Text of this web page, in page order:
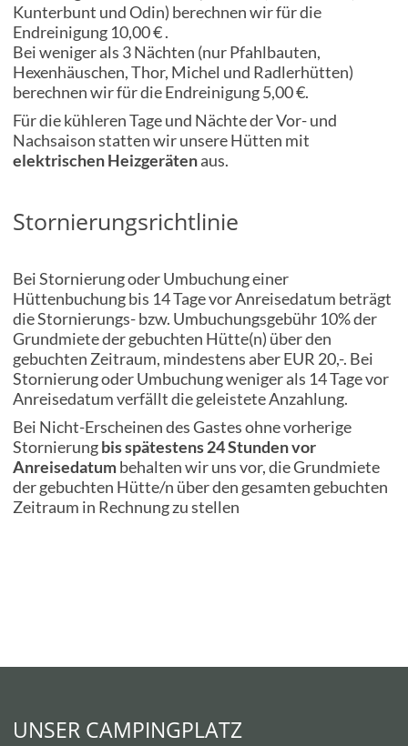
Kunterbunt und Odin) berechnen wir für die
Endreinigung 10,00 € .
Bei weniger als 3 Nächten (nur Pfahlbauten,
Hexenhäuschen, Thor, Michel und Radlerhütten)
berechnen wir für die Endreinigung 5,00 €.
Für die kühleren Tage und Nächte der Vor- und
Nachsaison statten wir unsere Hütten mit
elektrischen Heizgerätenaus.
Stornierungsrichtlinie
Bei Stornierung oder Umbuchung einer
Hüttenbuchung bis 14 Tage vor Anreisedatum beträgt
die Stornierungs- bzw. Umbuchungsgebühr 10% der
Grundmiete der gebuchten Hütte(n) über den
gebuchten Zeitraum, mindestens aber EUR 20,-. Bei
Stornierung oder Umbuchung weniger als 14 Tage vor
Anreisedatum verfällt die geleistete Anzahlung.
Bei Nicht-Erscheinen des Gastes ohne vorherige
Stornierungbis spätestens 24 Stunden vor
Anreisedatumbehalten wir uns vor, die Grundmiete
der gebuchten Hütte/n über den gesamten gebuchten
Zeitraum in Rechnung zu stellen
UNSER CAMPINGPLATZ